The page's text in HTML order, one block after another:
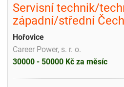
Servisní technik/
západní/střední
Hořovice
Career Power, s. r. o.
30000 - 50000 Kč za měsíc